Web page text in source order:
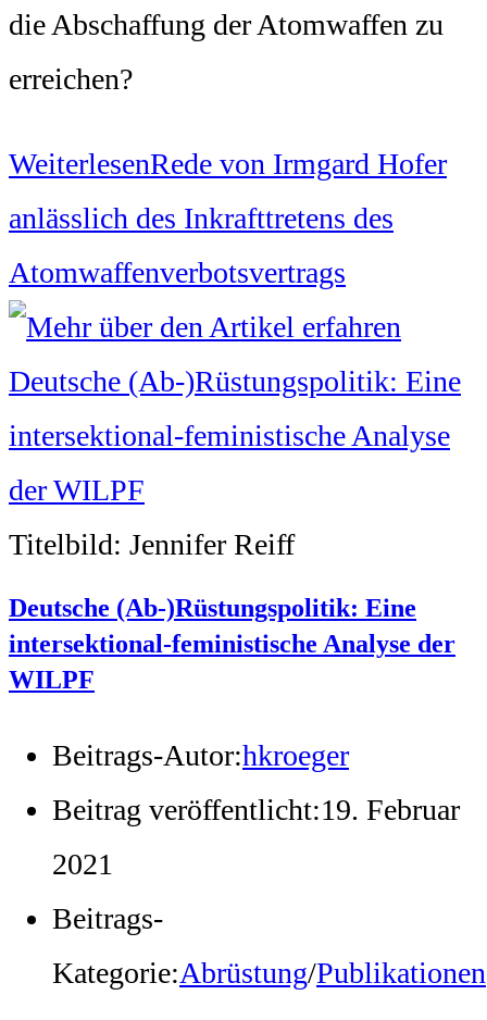
die Abschaffung der Atomwaffen zu
erreichen?
WeiterlesenRede von Irmgard Hofer
anlässlich des Inkrafttretens des
Atomwaffenverbotsvertrags
Titelbild: Jennifer Reiff
Deutsche (Ab-)Rüstungspolitik: Eine
intersektional-feministische Analyse der
WILPF
Beitrags-Autor:hkroeger
Beitrag veröffentlicht:19. Februar
2021
Beitrags-
Kategorie:Abrüstung/Publikationen